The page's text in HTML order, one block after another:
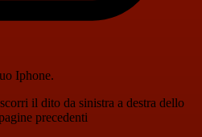
Iphone.
il dito da sinistra a destra dello
precedenti